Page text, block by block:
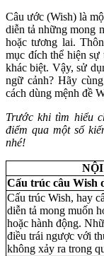
Câu ước (Wish) là
diễn tả những mong
hoặc tương lai.
mục đích thể hiện
khác biệt. Vậy, sử
ngữ cảnh? Hãy cùng
cách dùng mệnh đề
Trước khi tìm hiểu
điểm qua một số
nhé!
Cấu trúc câu Wish
Cấu trúc Wish, hay
diễn tả mong muốn
hoặc hành động.
điều trái ngược với
không xảy ra trong